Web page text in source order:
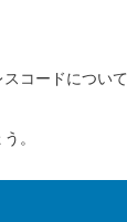
コードについて
。